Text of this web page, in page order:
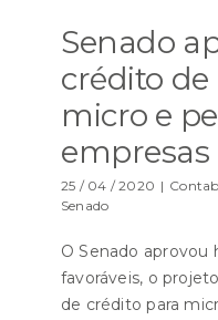
Senado
crédito de
micro e
empresas
25 / 04 / 2020 |
Senado
O Senado aprovou
favoráveis, o
de crédito para